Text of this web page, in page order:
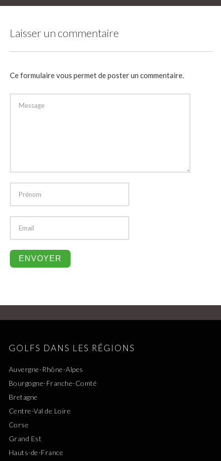
Laisser un commentaire
Ce formulaire vous permet de poster un commentaire.
GOLFS DANS LES RÉGIONS
Auvergne-Rhône-Alpes
Bourgogne-Franche-Comté
Bretagne
Centre-Val de Loire
Corse
Grand Est
Hauts-de-France